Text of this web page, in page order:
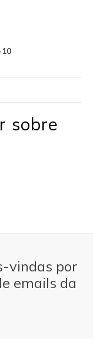
10
sobre
vindas por
emails da